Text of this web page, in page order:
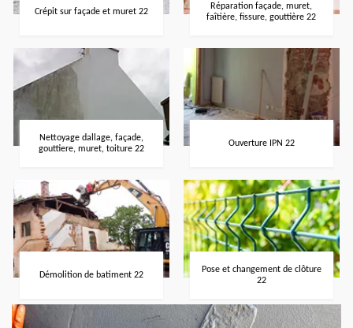
Crépit sur façade et muret 22
Réparation façade, muret,
faîtière, fissure, gouttière 22
Nettoyage dallage, façade,
gouttiere, muret, toiture 22
Ouverture IPN 22
Démolition de batiment 22
Pose et changement de clôture
22